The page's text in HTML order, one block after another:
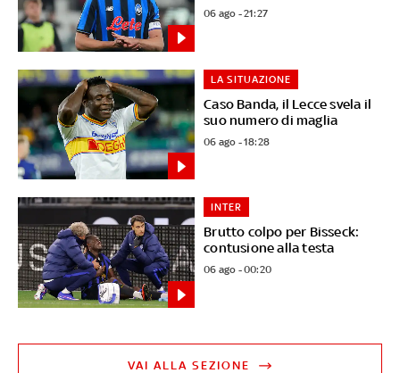
06 ago - 21:27
Caso Banda, il Lecce svela il
suo numero di maglia
LA SITUAZIONE
06 ago - 18:28
Brutto colpo per Bisseck:
contusione alla testa
INTER
06 ago - 00:20
VAI ALLA SEZIONE